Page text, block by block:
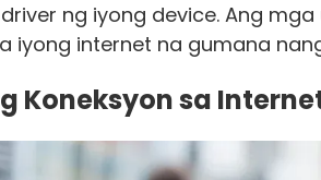
ng iyong device. Ang
iyong internet na gumana
Koneksyon sa